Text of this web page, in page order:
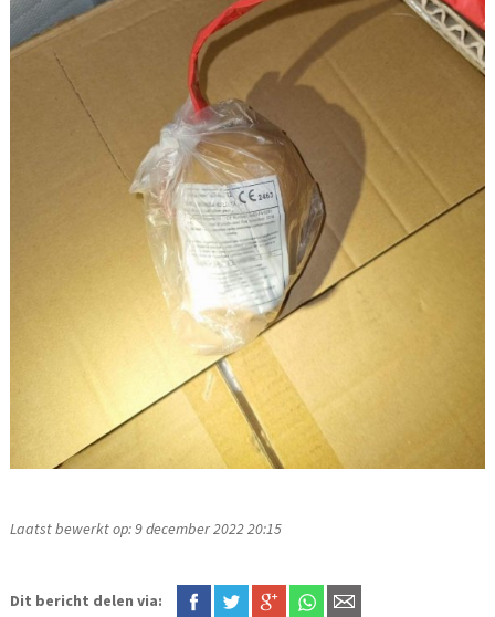
Laatst bewerkt op: 9 december 2022 20:15
Dit bericht delen via: